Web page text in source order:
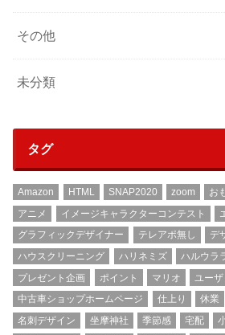
その他
未分類
タグ
Amazon HTML SNAP2020 zoom お
アニメ
イメージキャラクターコンテスト
グラフィックデザイナー
テレアポ無し
デ
ハウスクリーニング
ハリネミズ ハルウラ
プレゼント企画
ポイント マリオ ユー
中古車ショップホームページ
仕上り 休業
名刺デザイン
坐摩神社 季節感 宅配